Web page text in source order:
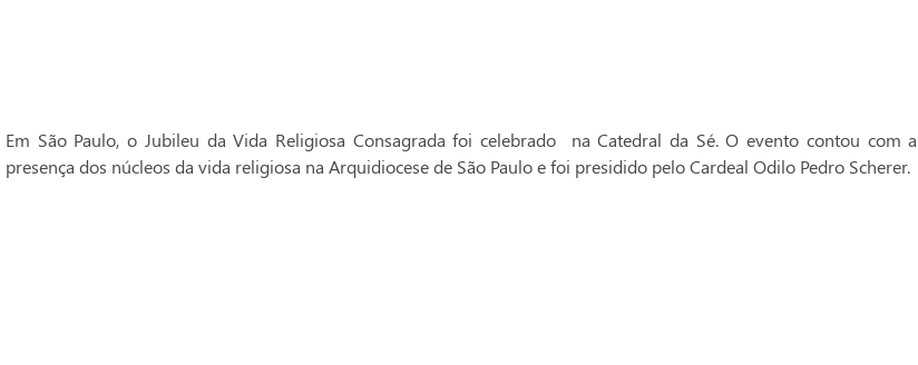
Em São Paulo, o Jubileu da Vida Religiosa Consagrada foi celebrado na Catedral da Sé. O evento contou com a
presença dos núcleos da vida religiosa na Arquidiocese de São Paulo e foi presidido pelo Cardeal Odilo Pedro Scherer.